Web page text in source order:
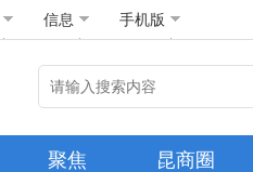
信息 手机版
聚焦 昆商圈